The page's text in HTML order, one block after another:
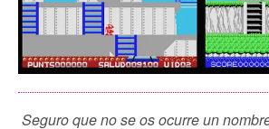
Seguro que no se os ocurre un